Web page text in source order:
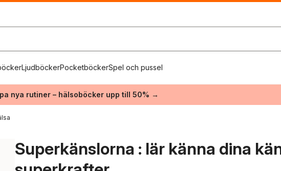
LjudböckerPocketböckerSpel och pussel
nya rutiner – hälsoböcker upp till 50% →
Superkänslorna : lär känna dina